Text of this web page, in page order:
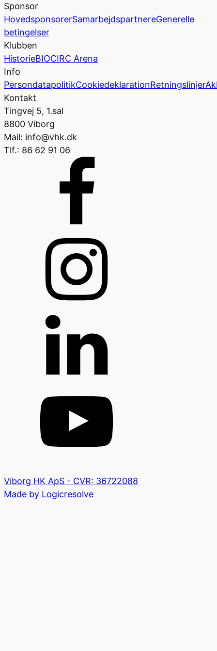
Sponsor
HovedsponsorerSamarbejdspartnereGenerelle
betingelser
Klubben
HistorieBIOCIRC Arena
Info
PersondatapolitikCookiedeklarationRetningslinjer
Kontakt
Tingvej 5, 1.sal
8800 Viborg
Mail: info@vhk.dk
Tlf.: 86 62 91 06
Viborg HK ApS - CVR: 36722088
Made by Logicresolve